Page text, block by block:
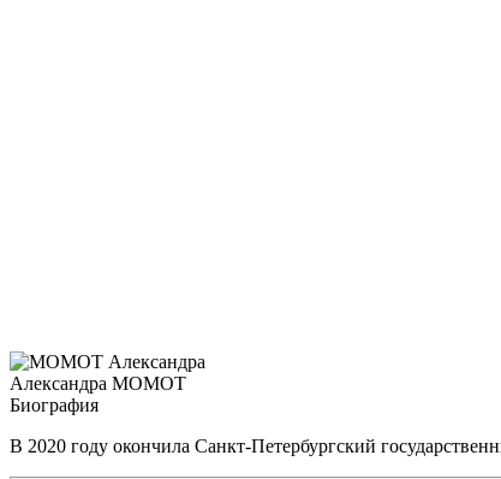
Александра МОМОТ
Биография
В 2020 году окончила Санкт-Петербургский